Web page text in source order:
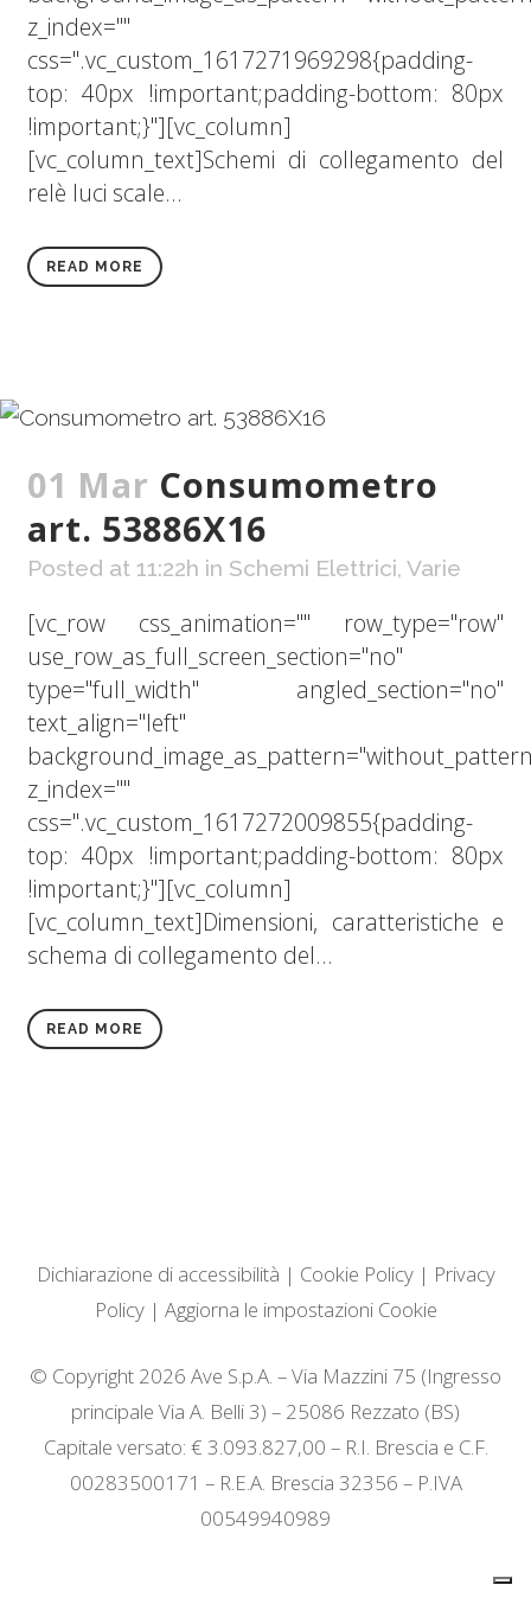
z_index=""
css=".vc_custom_1617271969298{padding-
top: 40px !important;padding-bottom: 80px
!important;}"][vc_column]
[vc_column_text]Schemi di collegamento del
relè luci scale...
READ MORE
01 Mar Consumometro
art. 53886X16
Posted at 11:22h in Schemi Elettrici, Varie
[vc_row css_animation="" row_type="row"
use_row_as_full_screen_section="no"
type="full_width" angled_section="no"
text_align="left"
z_index=""
css=".vc_custom_1617272009855{padding-
top: 40px !important;padding-bottom: 80px
!important;}"][vc_column]
[vc_column_text]Dimensioni, caratteristiche e
schema di collegamento del...
READ MORE
Dichiarazione di accessibilità | Cookie Policy| Privacy
Policy| Aggiorna le impostazioni Cookie
© Copyright 2026 Ave S.p.A. – Via Mazzini 75 (Ingresso
principale Via A. Belli 3) – 25086 Rezzato (BS)
Capitale versato: € 3.093.827,00 – R.I. Brescia e C.F.
00283500171 – R.E.A. Brescia 32356 – P.IVA
00549940989